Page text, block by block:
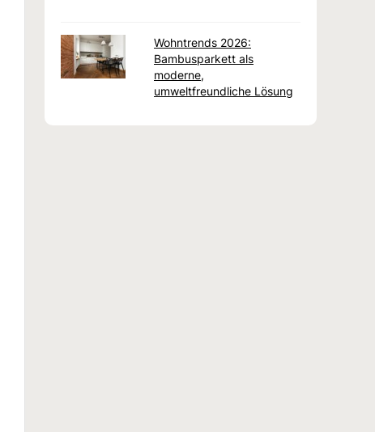
Wohntrends 2026:
Bambusparkett als
moderne,
umweltfreundliche Lösung